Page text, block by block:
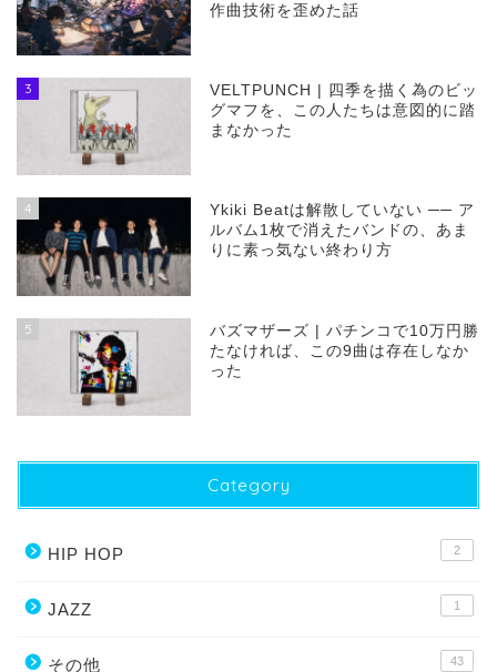
作曲技術を歪めた話
3
VELTPUNCH | 四季を描く為のビッ
グマフを、この人たちは意図的に踏
まなかった
4
Ykiki Beatは解散していない ── ア
ルバム1枚で消えたバンドの、あま
りに素っ気ない終わり方
5
バズマザーズ | パチンコで10万円勝
たなければ、この9曲は存在しなか
った
Category
HIP HOP 2
JAZZ 1
その他 43